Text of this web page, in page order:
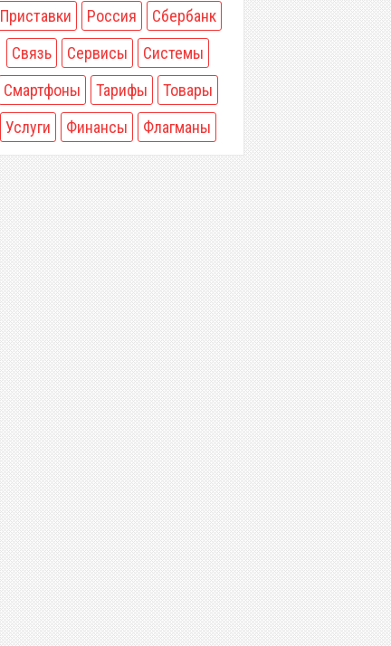
Приставки Россия
Сбербанк
Связь
Сервисы
Системы
Смартфоны
Тарифы
Товары
Услуги
Финансы Флагманы